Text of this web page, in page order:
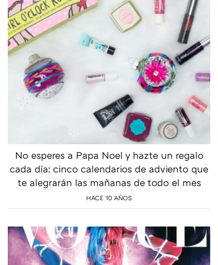
No esperes a Papa Noel y hazte un regalo
cada día: cinco calendarios de adviento que
te alegrarán las mañanas de todo el mes
HACE 10 AÑOS